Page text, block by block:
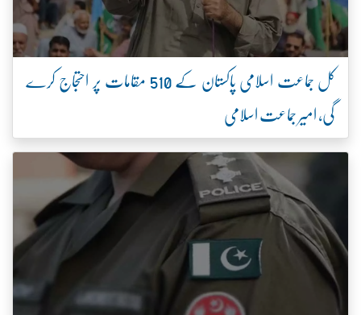
کل جماعت اسلامی پاکستان کے 510 مقامات پر احتجاج کرے
گی، امیر جماعت اسلامی